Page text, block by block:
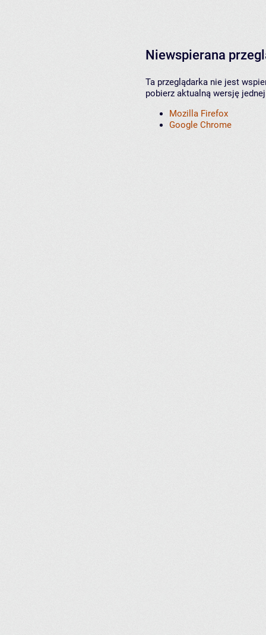
Niewspierana
Ta przeglądarka nie jest
pobierz aktualną wersję
Mozilla Firefox
Google Chrome